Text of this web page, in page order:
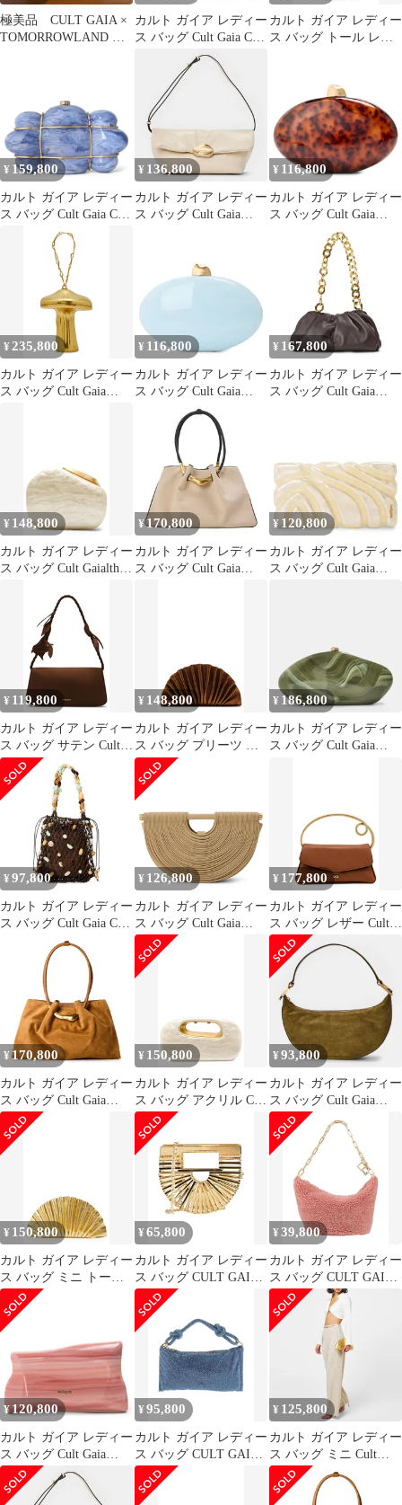
極美品 CULT GAIA ×
TOMORROWLAND ア
カルト ガイア レディー
ス バッグ Cult Gaia Cult
Azariah Ld64 Rich Clay
カルト ガイア レディー
ス バッグ トール レザ
BRASS メタリック
¥ 159,800
カルト ガイア レディー
ス バッグ Cult Gaia Cult
Bolla Clutch Ld64 Tide
Multi マルチカラー
¥ 136,800
カルト ガイア レディー
ス バッグ Cult Gaia
¥ 116,800
カルト ガイア レディー
ス バッグ Cult Gaia
Womens Eviana Clutch
Bag Caramel
¥ 235,800
カルト ガイア レディー
ス バッグ Cult Gaia
¥ 116,800
カルト ガイア レディー
ス バッグ Cult Gaia
Womens Eviana Clutch
Bag Light Breeze
¥ 167,800
カルト ガイア レディー
ス バッグ Cult Gaia
¥ 148,800
カルト ガイア レディー
ス バッグ Cult Gaialthea
¥170,800
カルト ガイア レディー
ス バッグ Cult Gaia
¥ 120,800
カルト ガイア レディー
ス バッグ Cult Gaia
¥ 119,800
カルト ガイア レディー
ス バッグ サテン Cult
Gaia Cosette Satin
Shoulder Bag LUWAK
¥ 148,800
カルト ガイア レディー
ス バッグ プリーツ レ
ザー Cult Gaia Nala
Pleated Leather Clutch
BRONZE
¥ 186,800
カルト ガイア レディー
ス バッグ Cult Gaia
¥ 97,800
カルト ガイア レディー
ス バッグ Cult Gaia Cult
Mercier Ld64 Luwak
¥ 126,800
カルト ガイア レディー
ス バッグ Cult Gaia
Womens Top Handle Bag
Sand サンド
¥ 177,800
カルト ガイア レディー
ス バッグ レザー Cult
Gaia Emily Leather Top
Handle Bag SADDLE
¥170,800
カルト ガイア レディー
ス バッグ Cult Gaia
Womens Tote Bag
Toasted Caramel
¥ 150,800
カルト ガイア レディー
ス バッグ アクリル Cult
Gaiamaracryliclutch
IVORY アイボリー
¥93,800
カルト ガイア レディー
ス バッグ Cult Gaia
Womens Leesa Shoulder
Bag Rosemary
¥ 150,800
カルト ガイア レディー
ス バッグ ミニ トール
レザー Cult Gaia Mini
Nala Metallic Leather Fan
Clutch GOLD ゴールド
¥65,800
カルト ガイア レディー
ス バッグ CULT GAIA
ハンドバッグ Gold ゴー
ルド
¥39,800
カルト ガイア レディー
ス バッグ CULT GAIA
ハンドバッグ Antique
Rose
¥120,800
カルト ガイア レディー
ス バッグ Cult Gaia
Womens Malaya Clutch
Bag Rose Water
¥95,800
カルト ガイア レディー
ス バッグ CULT GAIA
ハンドバッグ Light
Blue ブルー
¥ 125,800
カルト ガイア レディー
ス バッグ ミニ Cult
Gaia Nala Mini Clutch
Gold ゴールド